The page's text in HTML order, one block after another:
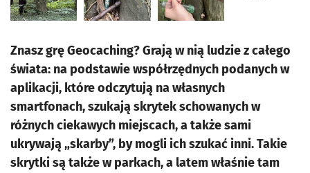
Znasz grę Geocaching? Grają w nią ludzie z całego
świata: na podstawie współrzędnych podanych w
aplikacji, które odczytują na własnych
smartfonach, szukają skrytek schowanych w
różnych ciekawych miejscach, a także sami
ukrywają „skarby”, by mogli ich szukać inni. Takie
skrytki są także w parkach, a latem właśnie tam